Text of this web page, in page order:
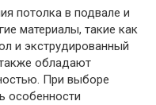
потолка в подвале и
материалы, такие как
и экструдированный
обладают
При выборе
особенности